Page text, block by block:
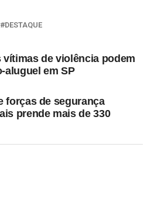
DESTAQUE
vítimas de violência podem
aluguel em SP
forças de segurança
prende mais de 330